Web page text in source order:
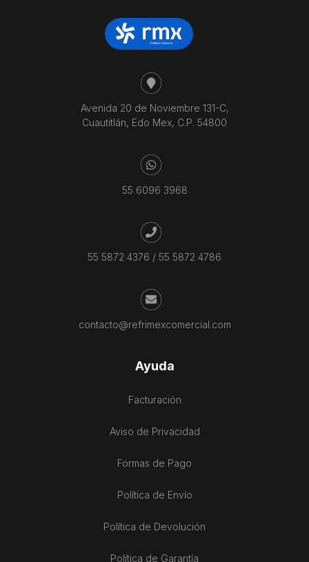
Avenida 20 de Noviembre 131-C,
Cuautitlán, Edo Mex, C.P. 54800
55 6096 3968
55 5872 4376 / 55 5872 4786
contacto@refrimexcomercial.com
Ayuda
Facturación
Aviso de Privacidad
Formas de Pago
Política de Envío
Política de Devolución
Política de Garantía